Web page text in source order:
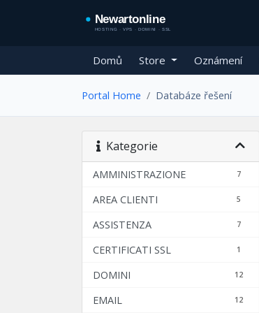
Domů Store Oznámení
Portal Home Databáze řešení
Kategorie
7
AMMINISTRAZIONE
5
AREA CLIENTI
7
ASSISTENZA
1
CERTIFICATI SSL
12
DOMINI
12
EMAIL